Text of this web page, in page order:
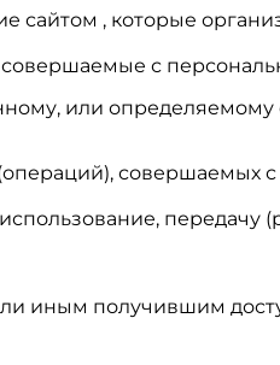
сайтом , которые
совершаемые с
или определяемому
совершаемых
передачу
иным получившим